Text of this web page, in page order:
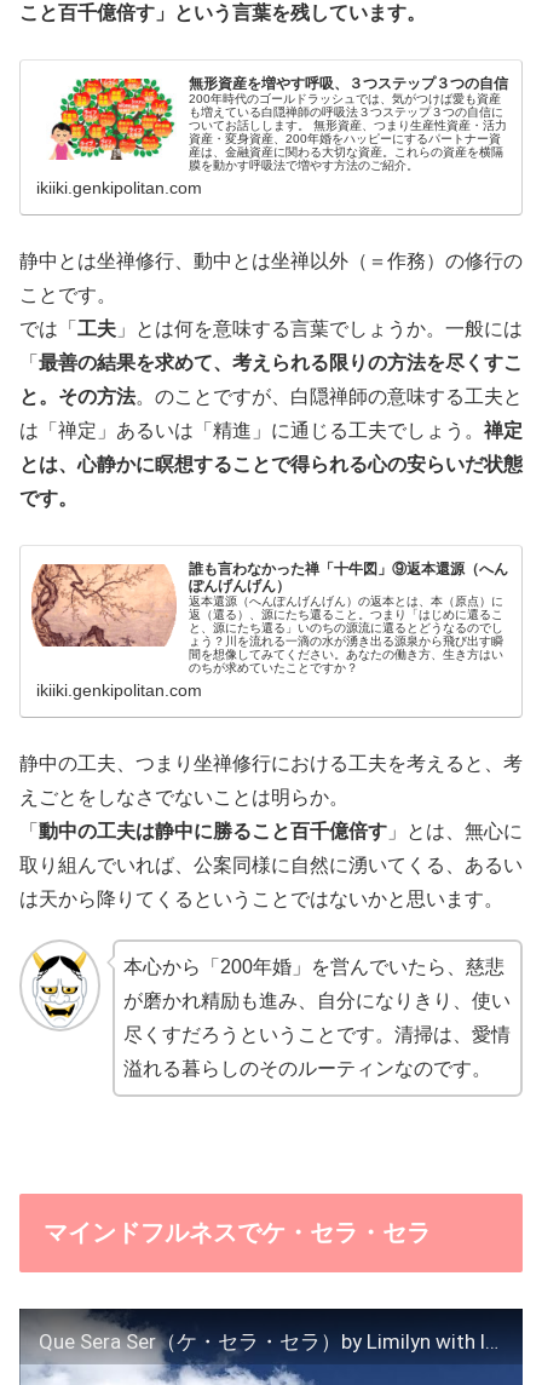
こと百千億倍す」という言葉を残しています。
無形資産を増やす呼吸、３つステップ３つの自信
200年時代のゴールドラッシュでは、気がつけば愛も資産
も増えている白隠禅師の呼吸法３つステップ３つの自信に
ついてお話しします。 無形資産、つまり生産性資産・活力
資産・変身資産、200年婚をハッピーにするパートナー資
産は、金融資産に関わる大切な資産。これらの資産を横隔
膜を動かす呼吸法で増やす方法のご紹介。
ikiiki.genkipolitan.com
静中とは坐禅修行、動中とは坐禅以外（＝作務）の修行の
ことです。
では「 工夫 」とは何を意味する言葉でしょうか。一般には
「 最善の結果を求めて、考えられる限りの方法を尽くすこ
と。その方法。のことですが、白隠禅師の意味する工夫と
は「禅定」あるいは「精進」に通じる工夫でしょう。 禅定
とは、心静かに瞑想することで得られる心の安らいだ状態
です。
誰も言わなかった禅「十牛図」⑨返本還源（へん
ぽんげんげん）
返本還源（へんぽんげんげん）の返本とは、本（原点）に
返（還る）、源にたち還ること。つまり「はじめに還るこ
と、源にたち還る」いのちの源流に還るとどうなるのでし
ょう？川を流れる一滴の水が湧き出る源泉から飛び出す瞬
間を想像してみてください。あなたの働き方、生き方はい
のちが求めていたことですか？
ikiiki.genkipolitan.com
静中の工夫、つまり坐禅修行における工夫を考えると、考
えごとをしなさでないことは明らか。
「 動中の工夫は静中に勝ること百千億倍す 」とは、無心に
取り組んでいれば、公案同様に自然に湧いてくる、あるい
は天から降りてくるということではないかと思います。
本心から「200年婚」を営んでいたら、慈悲
が磨かれ精励も進み、自分になりきり、使い
尽くすだろうということです。清掃は、愛情
溢れる暮らしのそのルーティンなのです。
マインドフルネスでケ・セラ・セラ
Que Sera Ser（ケ・セラ・セラ）by Limilyn with lyric